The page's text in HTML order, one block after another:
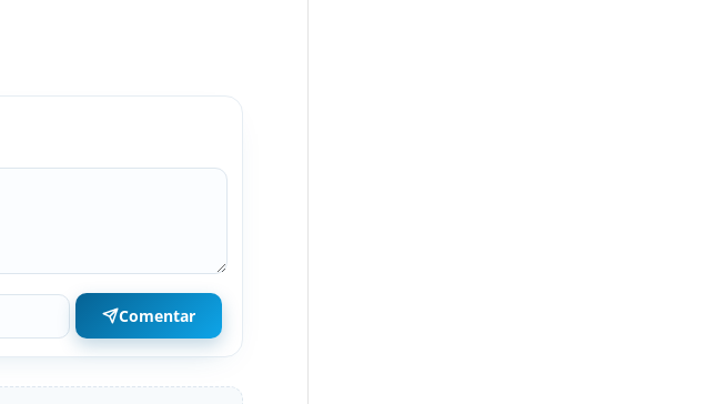
Comentar